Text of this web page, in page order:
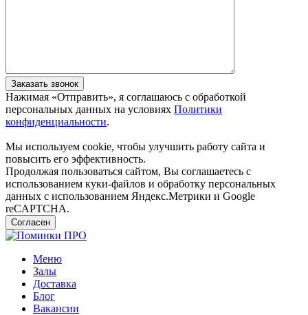
Заказать звонок
Нажимая «Отправить», я соглашаюсь c обработкой
персональных данных на условиях Политики
конфиденциальности.
Мы используем cookie, чтобы улучшить работу сайта и
повысить его эффективность.
Продолжая пользоваться сайтом, Вы соглашаетесь с
использованием куки-файлов и обработку персональных
данных с использованием Яндекс.Метрики и Google
reCAPTCHA.
Согласен
Меню
Залы
Доставка
Блог
Вакансии